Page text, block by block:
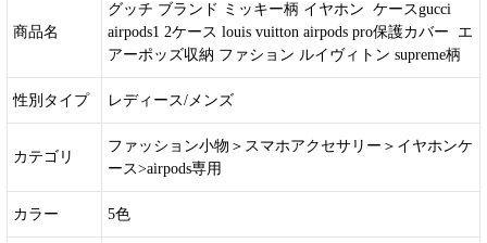
商品名
グッチ ブランド ミッキー柄 イヤホン ケースgucci
airpods1 2ケース louis vuitton airpods pro保護カバー エ
アーポッズ収納 ファション ルイヴィトン supreme柄
性別タイプ レディース/メンズ
カテゴリ
ファッション小物＞スマホアクセサリー＞イヤホンケ
ース>airpods専用
カラー 5色